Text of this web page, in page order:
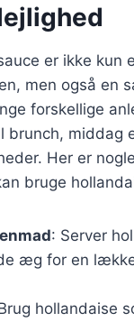
er ikke kun
men også en
forskellige
brunch, middag
Her er
bruge
: Server
æg for en
hollandaise